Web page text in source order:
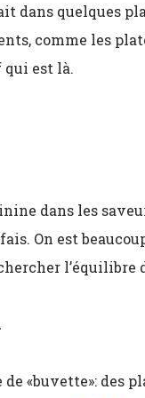
dans quelques
comme les
qui est là.
dans les
On est
l’équilibre
«buvette»: des